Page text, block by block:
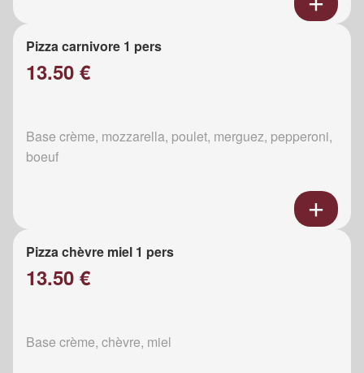
Pizza carnivore 1 pers
13.50 €
Base crème, mozzarella, poulet, merguez, pepperoni,
boeuf
Pizza chèvre miel 1 pers
13.50 €
Base crème, chèvre, miel